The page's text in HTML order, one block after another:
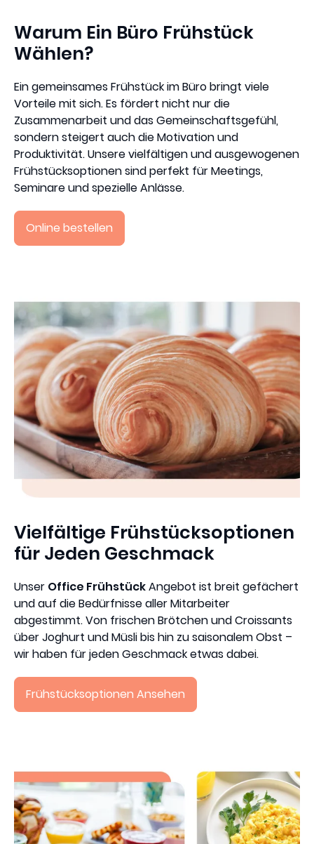
Warum Ein Büro Frühstück
Wählen?
Ein gemeinsames Frühstück im Büro bringt viele
Vorteile mit sich. Es fördert nicht nur die
Zusammenarbeit und das Gemeinschaftsgefühl,
sondern steigert auch die Motivation und
Produktivität. Unsere vielfältigen und ausgewogenen
Frühstücksoptionen sind perfekt für Meetings,
Seminare und spezielle Anlässe.
Online bestellen
Vielfältige Frühstücksoptionen
für Jeden Geschmack
Unser Office FrühstückAngebot ist breit gefächert
und auf die Bedürfnisse aller Mitarbeiter
abgestimmt. Von frischen Brötchen und Croissants
über Joghurt und Müsli bis hin zu saisonalem Obst –
wir haben für jeden Geschmack etwas dabei.
Frühstücksoptionen Ansehen